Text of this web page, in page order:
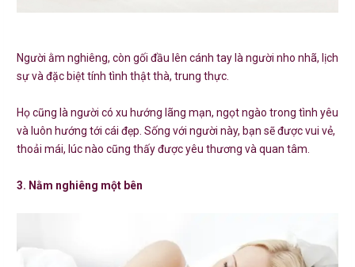
Người ằm nghiêng, còn gối đầu lên cánh tay là người nho nhã, lịch
sự và đặc biệt tính tình thật thà, trung thực.
Họ cũng là người có xu hướng lãng mạn, ngọt ngào trong tình yêu
và luôn hướng tới cái đẹp. Sống với người này, bạn sẽ được vui vẻ,
thoải mái, lúc nào cũng thấy được yêu thương và quan tâm.
3. Nằm nghiêng một bên